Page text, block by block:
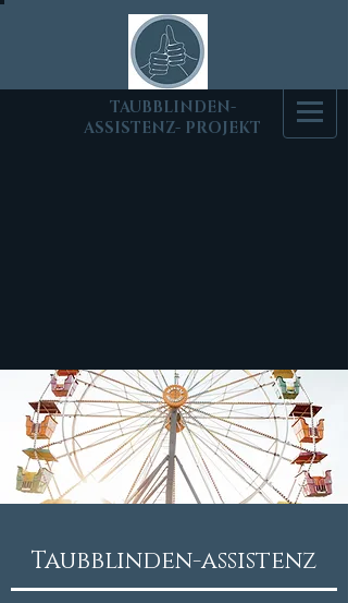
TAUBBLINDEN-
ASSISTENZ- PROJEKT
Taubblinden-assistenz